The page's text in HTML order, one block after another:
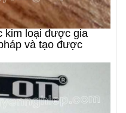
kim loại được gia
và tạo được